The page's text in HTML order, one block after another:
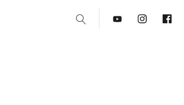
Suche YoutubeInstagram